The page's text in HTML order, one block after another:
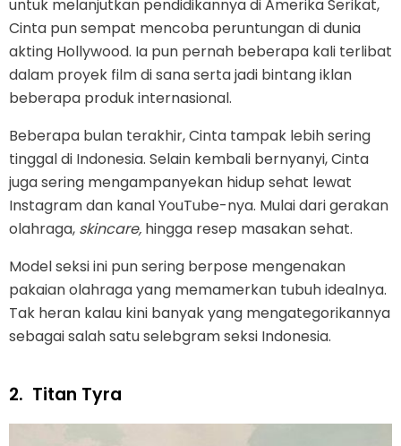
untuk melanjutkan pendidikannya di Amerika Serikat,
Cinta pun sempat mencoba peruntungan di dunia
akting Hollywood. Ia pun pernah beberapa kali terlibat
dalam proyek film di sana serta jadi bintang iklan
beberapa produk internasional.
Beberapa bulan terakhir, Cinta tampak lebih sering
tinggal di Indonesia. Selain kembali bernyanyi, Cinta
juga sering mengampanyekan hidup sehat lewat
Instagram dan kanal YouTube-nya. Mulai dari gerakan
olahraga, skincare, hingga resep masakan sehat.
Model seksi ini pun sering berpose mengenakan
pakaian olahraga yang memamerkan tubuh idealnya.
Tak heran kalau kini banyak yang mengategorikannya
sebagai salah satu selebgram seksi Indonesia.
2. Titan Tyra